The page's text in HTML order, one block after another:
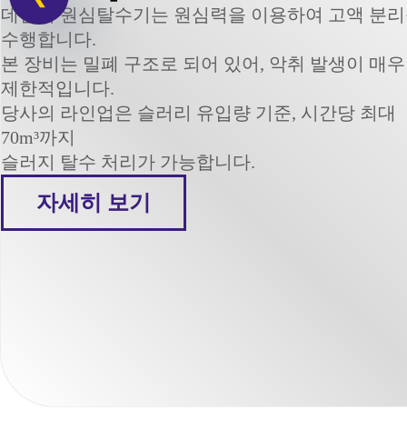
데칸터 원심탈수기는 원심력을 이용하여 고액 분
수행합니다.
본 장비는 밀폐 구조로 되어 있어, 악취 발생이 매우
제한적입니다.
당사의 라인업은 슬러리 유입량 기준, 시간당 최대
70m³까지
슬러지 탈수 처리가 가능합니다.
자세히 보기